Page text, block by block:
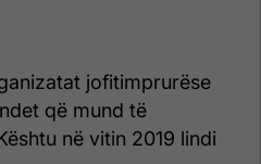
jofitimprurëse
që mund të
në vitin 2019 lindi